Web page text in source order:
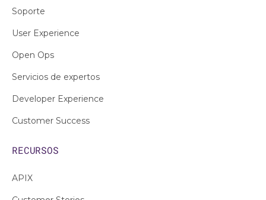
Soporte
User Experience
Open Ops
Servicios de expertos
Developer Experience
Customer Success
RECURSOS
APIX